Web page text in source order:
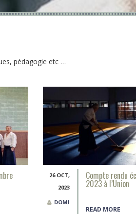
pédagogie etc …
26 OCT,
2023
DOMI
Compte rendu
2023 à l’Union
READ MORE